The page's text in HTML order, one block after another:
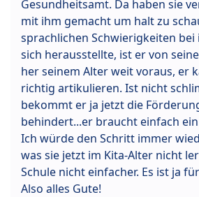
Gesundheitsamt. Da haben sie
mit ihm gemacht um halt zu
sprachlichen Schwierigkeiten bei
sich herausstellte, ist er von
her seinem Alter weit voraus, er
richtig artikulieren. Ist nicht
bekommt er ja jetzt die
behindert...er braucht einfach
Ich würde den Schritt immer
was sie jetzt im Kita-Alter nicht
Schule nicht einfacher. Es ist ja
Also alles Gute!